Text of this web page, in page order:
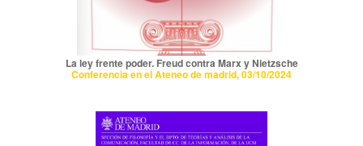
La ley frente poder. Freud contra Marx y Nietzsche
Conferencia en el Ateneo de madrid, 03/10/2024